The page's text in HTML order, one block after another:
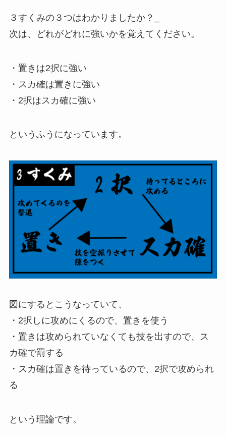
３すくみの３つはわかりましたか？_
次は、どれがどれに強いかを覚えてください。
・置きは2択に強い
・スカ確は置きに強い
・2択はスカ確に強い
というふうになっています。
図にするとこうなっていて、
・2択しに攻めにくるので、置きを使う
・置きは攻められていなくても技を出すので、ス
カ確で罰する
・スカ確は置きを待っているので、2択で攻められ
る
という理論です。